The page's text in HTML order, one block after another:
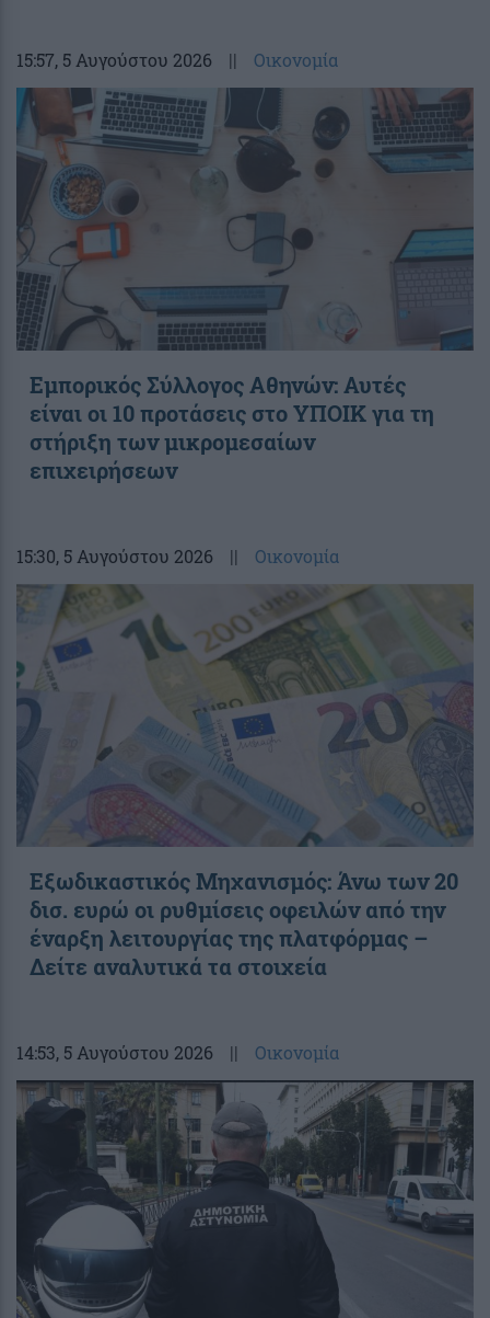
15:57, 5 Αυγούστου 2026 || Οικονομία
Εμπορικός Σύλλογος Αθηνών: Αυτές
είναι οι 10 προτάσεις στο ΥΠΟΙΚ για τη
στήριξη των μικρομεσαίων
επιχειρήσεων
15:30, 5 Αυγούστου 2026 || Οικονομία
Εξωδικαστικός Μηχανισμός: Άνω των 20
δισ. ευρώ οι ρυθμίσεις οφειλών από την
έναρξη λειτουργίας της πλατφόρμας –
Δείτε αναλυτικά τα στοιχεία
14:53, 5 Αυγούστου 2026 || Οικονομία